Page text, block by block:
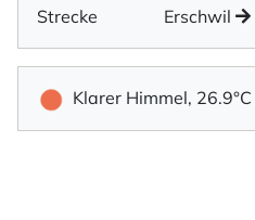
Strecke
Erschwil
Klarer Himmel, 26.9°C